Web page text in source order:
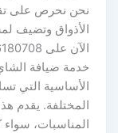
نحن نحرص على
الأذواق وتضيف
خدمة ضيافة
الأساسية التي
المختلفة. يقدم
المناسبات،